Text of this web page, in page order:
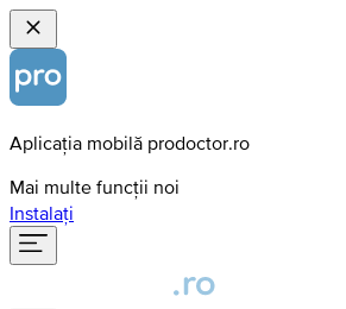
Aplicația mobilă prodoctor.ro
Mai multe funcții noi
Instalați